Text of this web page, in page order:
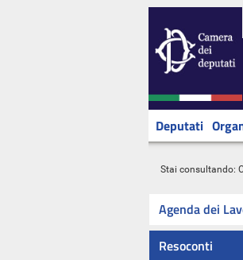
Deputati
Stai consultando:
Agenda dei
Resoconti